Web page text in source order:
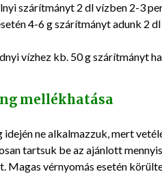
szárítmányt 2 dl vízben 2-3
4-6 g szárítmányt adunk 2
vízhez kb. 50 g szárítmányt
mellékhatása
idején ne alkalmazzuk, mert
tartsuk be az ajánlott
Magas vérnyomás esetén